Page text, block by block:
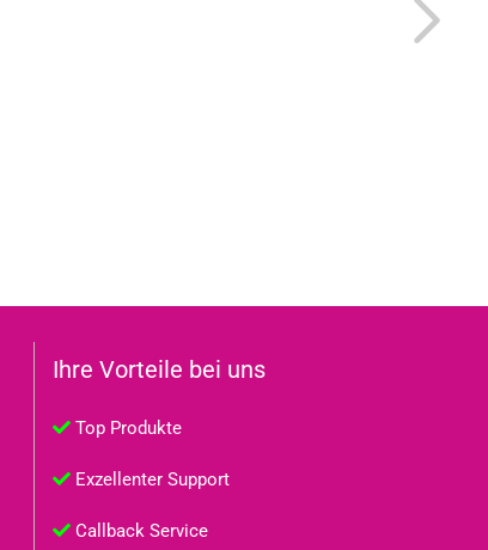
Ihre Vorteile bei uns
Top Produkte
Exzellenter Support
Callback Service